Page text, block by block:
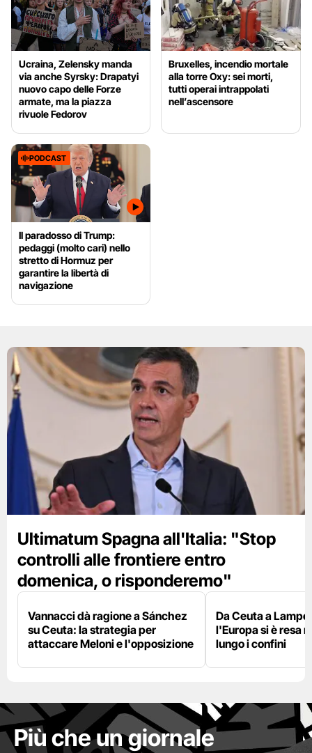
Ucraina, Zelensky manda
via anche Syrsky: Drapatyi
nuovo capo delle Forze
armate, ma la piazza
rivuole Fedorov
Bruxelles, incendio mortale
alla torre Oxy: sei morti,
tutti operai intrappolati
nell’ascensore
PODCAST
Il paradosso di Trump:
pedaggi (molto cari) nello
stretto di Hormuz per
garantire la libertà di
navigazione
Ultimatum Spagna all'Italia: "Stop
controlli alle frontiere entro
domenica, o risponderemo"
Vannacci dà ragione a Sánchez
su Ceuta: la strategia per
attaccare Meloni e l'opposizione
Da Ceuta a
l'Europa si è resa
lungo i confini
Più che un giornale